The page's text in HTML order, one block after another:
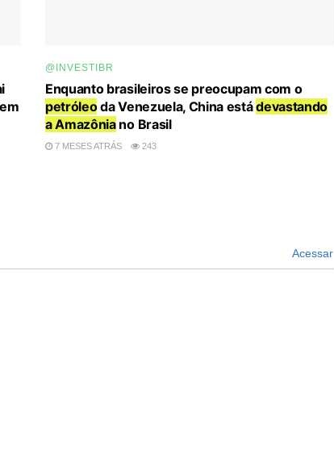
@INVESTIBR
Enquanto brasileiros se preocupam com o
petróleoda Venezuela, China estádevastando
a Amazôniano Brasil
7 MESES ATRÁS 243
Acessar